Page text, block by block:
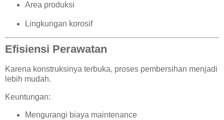
Area produksi
Lingkungan korosif
Efisiensi Perawatan
Karena konstruksinya terbuka, proses pembersihan menjadi
lebih mudah.
Keuntungan:
Mengurangi biaya maintenance